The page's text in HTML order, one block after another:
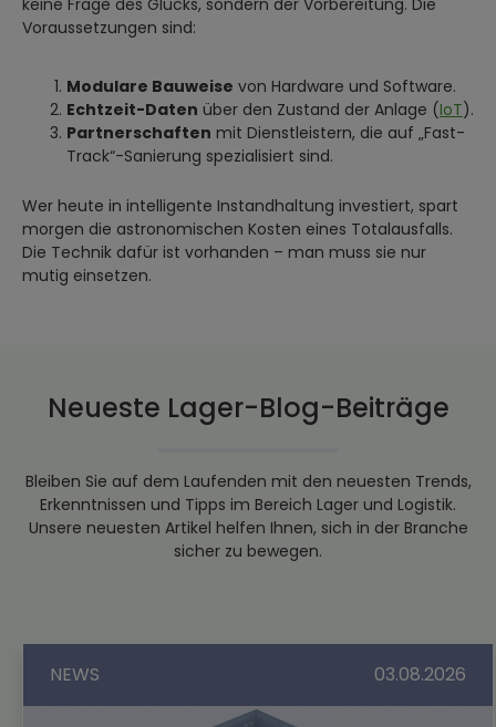
keine Frage des Glücks, sondern der Vorbereitung. Die
Voraussetzungen sind:
Modulare Bauweise von Hardware und Software.
Echtzeit-Daten über den Zustand der Anlage (IoT).
Partnerschaften mit Dienstleistern, die auf „Fast-
Track“-Sanierung spezialisiert sind.
Wer heute in intelligente Instandhaltung investiert, spart
morgen die astronomischen Kosten eines Totalausfalls.
Die Technik dafür ist vorhanden – man muss sie nur
mutig einsetzen.
Neueste Lager-Blog-Beiträge
Bleiben Sie auf dem Laufenden mit den neuesten Trends,
Erkenntnissen und Tipps im Bereich Lager und Logistik.
Unsere neuesten Artikel helfen Ihnen, sich in der Branche
sicher zu bewegen.
NEWS 03.08.2026